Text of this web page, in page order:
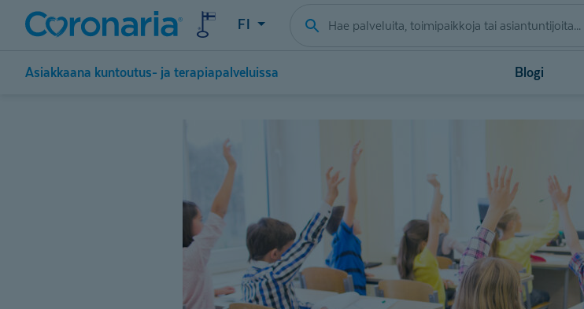
FI
Asiakkaana kuntoutus- ja terapiapalveluissa Blogi